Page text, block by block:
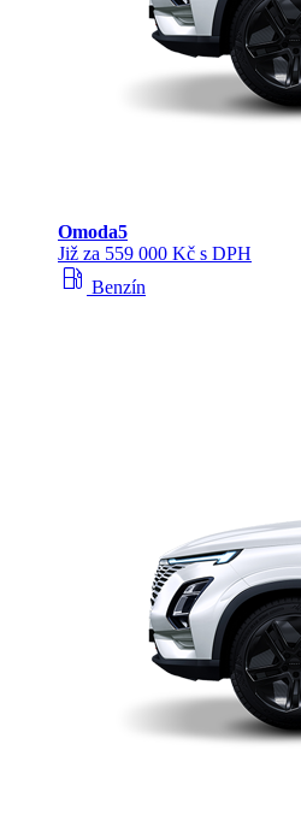
Omoda5
Již za 559 000 Kč s DPH
local_gas_station Benzín